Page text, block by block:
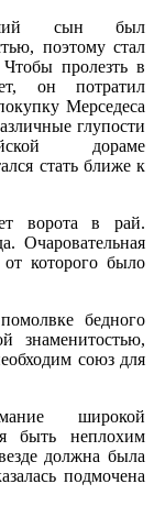
сын был
поэтому стал
пролезть в
он потратил
Мерседеса
глупости
дораме
стать ближе к
ворота в рай.
Очаровательная
которого было
бедного
знаменитостью,
союз для
широкой
быть неплохим
должна была
подмочена